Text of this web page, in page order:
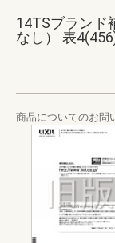
14TSブランド
なし） 表
商品についてのお問